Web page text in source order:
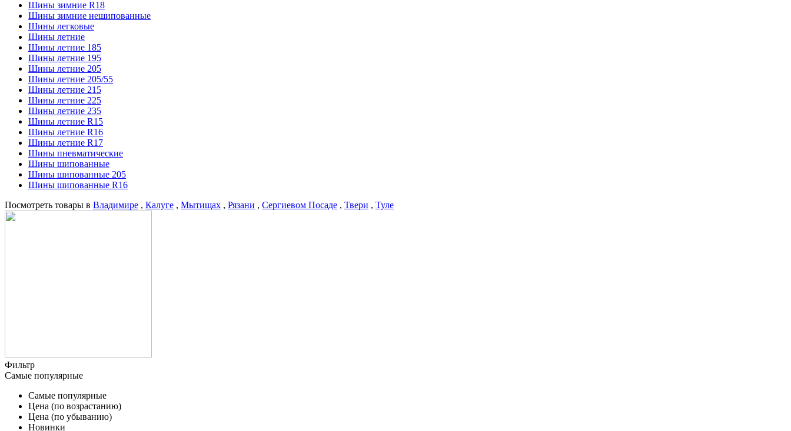
Шины зимние R18
Шины зимние нешипованные
Шины легковые
Шины летние
Шины летние 185
Шины летние 195
Шины летние 205
Шины летние 205/55
Шины летние 215
Шины летние 225
Шины летние 235
Шины летние R15
Шины летние R16
Шины летние R17
Шины пневматические
Шины шипованные
Шины шипованные 205
Шины шипованные R16
Посмотреть товары в Владимире , Калуге , Мытищах , Рязани , Сергиевом Посаде , Твери , Туле
Фильтр
Самые популярные
Самые популярные
Цена (по возрастанию)
Цена (по убыванию)
Новинки